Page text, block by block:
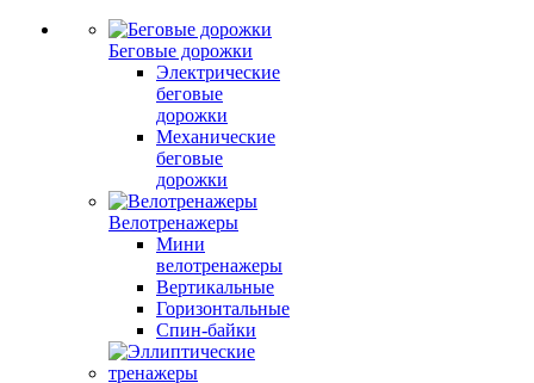
Беговые дорожки
Электрические
беговые
дорожки
Механические
беговые
дорожки
Велотренажеры
Мини
велотренажеры
Вертикальные
Горизонтальные
Спин-байки